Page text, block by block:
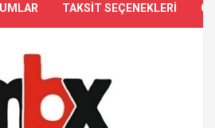
TAKSİT SEÇENEKLERİ